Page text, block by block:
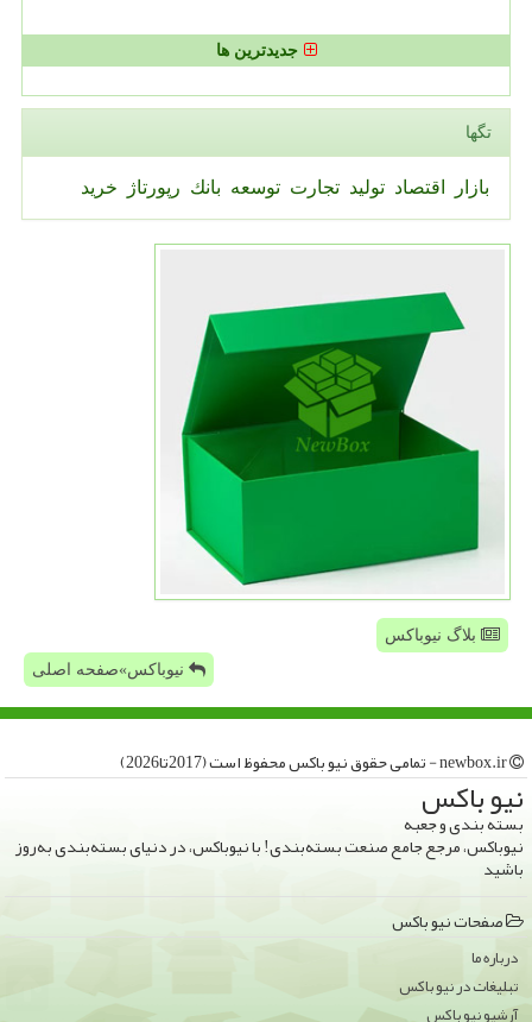
جدیدترین ها
تگها
بازار اقتصاد تولید تجارت توسعه بانك رپورتاژ خرید
بلاگ نیوباکس
نیوباکس»صفحه اصلی
نیو باكس
بسته بندی و جعبه
نیوباکس، مرجع جامع صنعت بسته‌بندی! با نیوباکس، در دنیای بسته‌بندی به‌روز
باشید
صفحات نیو باكس
درباره ما
تبلیغات در نیو باكس
آرشیو نیو باكس